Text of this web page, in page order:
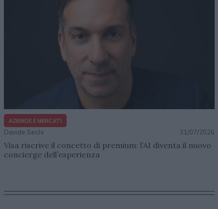
AZIENDE E MERCATI
Davide Sechi 31/07/2026
Visa riscrive il concetto di premium: l’AI diventa il nuovo
concierge dell’esperienza